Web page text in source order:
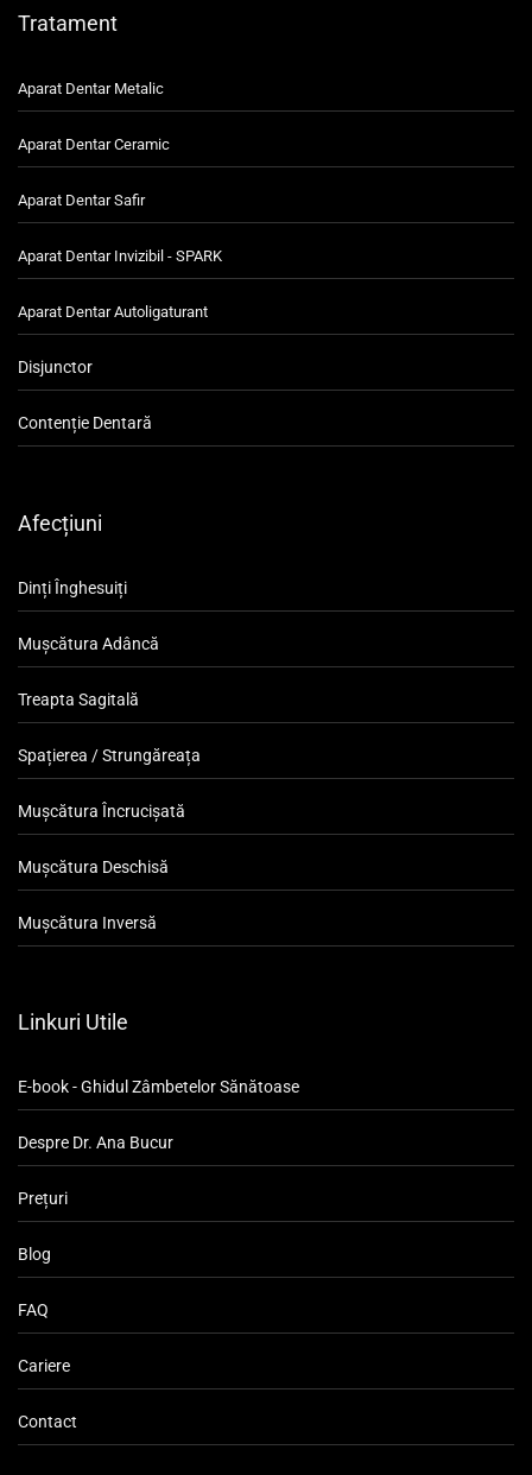
Tratament
Aparat Dentar Metalic
Aparat Dentar Ceramic
Aparat Dentar Safir
Aparat Dentar Invizibil - SPARK
Aparat Dentar Autoligaturant
Disjunctor
Contenție Dentară
Afecțiuni
Dinți Înghesuiți
Mușcătura Adâncă
Treapta Sagitală
Spațierea / Strungăreața
Mușcătura Încrucișată
Mușcătura Deschisă
Mușcătura Inversă
Linkuri Utile
E-book - Ghidul Zâmbetelor Sănătoase
Despre Dr. Ana Bucur
Prețuri
Blog
FAQ
Cariere
Contact